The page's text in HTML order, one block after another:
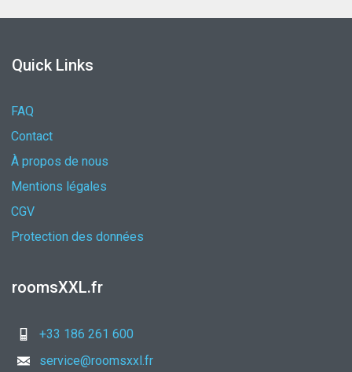
Quick Links
FAQ
Contact
À propos de nous
Mentions légales
CGV
Protection des données
roomsXXL.fr
+33 186 261 600
service@roomsxxl.fr